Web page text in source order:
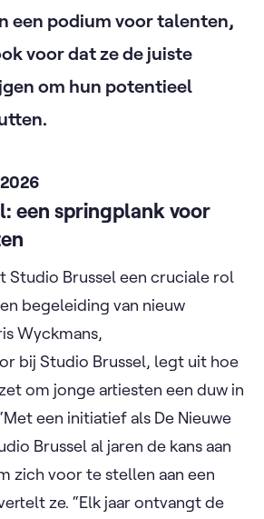
een podium voor talenten,
voor dat ze de juiste
om hun potentieel
een springplank voor
Studio Brussel een cruciale rol
begeleiding van nieuw
Wyckmans,
bij Studio Brussel, legt uit hoe
om jonge artiesten een duw in
een initiatief als De Nieuwe
Brussel al jaren de kans aan
zich voor te stellen aan een
ze. “Elk jaar ontvangt de